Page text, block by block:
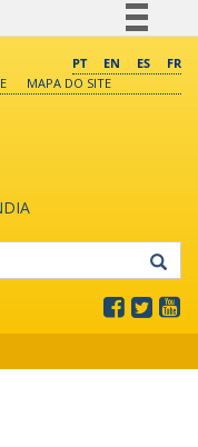
Comunica BR
PT EN ES
FR
MAPA DO SITE